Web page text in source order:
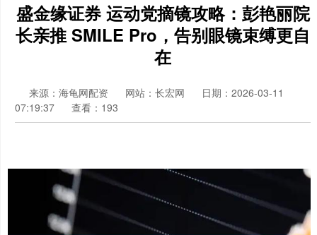
盛金缘证券 运动党摘镜攻略：彭艳丽院
长亲推 SMILE Pro，告别眼镜束缚更自
在
来源：海龟网配资 网站：长宏网
日期：2026-03-11
07:19:37
查看：193